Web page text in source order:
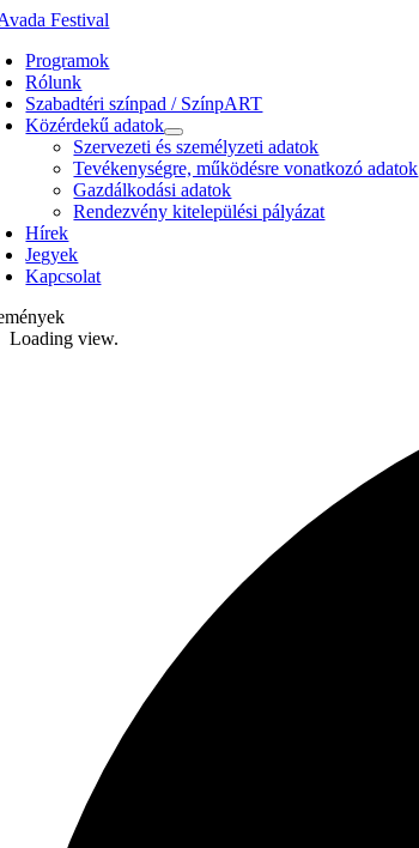
Kihagyás
Programok
Rólunk
Szabadtéri színpad / SzínpART
Közérdekű adatok
Szervezeti és személyzeti adatok
Tevékenységre, működésre vonatkozó adatok
Gazdálkodási adatok
Rendezvény kitelepülési pályázat
Hírek
Jegyek
Kapcsolat
Loading view.